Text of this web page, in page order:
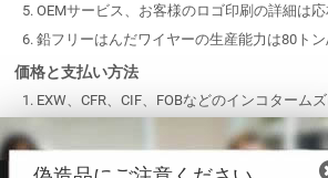
OEMサービス、お客様のロゴ印刷の詳細は
鉛フリーはんだワイヤーの生産能力は80トン
価格と支払い方法
EXW、CFR、CIF、FOBなどのインコターム
T/T、ウエスタンユニオン、現金ほか利用可